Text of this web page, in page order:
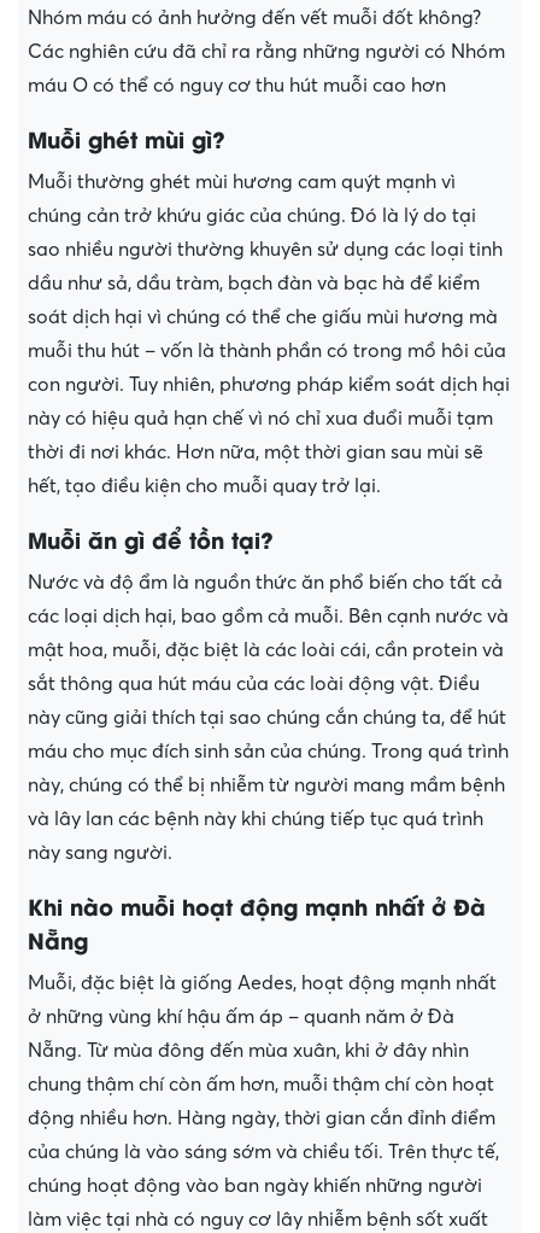
Nhóm máu có ảnh hưởng đến vết muỗi đốt không?
Các nghiên cứu đã chỉ ra rằng những người có Nhóm
máu O có thể có nguy cơ thu hút muỗi cao hơn
Muỗi ghét mùi gì?
Muỗi thường ghét mùi hương cam quýt mạnh vì
chúng cản trở khứu giác của chúng. Đó là lý do tại
sao nhiều người thường khuyên sử dụng các loại tinh
dầu như sả, dầu tràm, bạch đàn và bạc hà để kiểm
soát dịch hại vì chúng có thể che giấu mùi hương mà
muỗi thu hút – vốn là thành phần có trong mồ hôi của
con người. Tuy nhiên, phương pháp kiểm soát dịch hại
này có hiệu quả hạn chế vì nó chỉ xua đuổi muỗi tạm
thời đi nơi khác. Hơn nữa, một thời gian sau mùi sẽ
hết, tạo điều kiện cho muỗi quay trở lại.
Muỗi ăn gì để tồn tại?
Nước và độ ẩm là nguồn thức ăn phổ biến cho tất cả
các loại dịch hại, bao gồm cả muỗi. Bên cạnh nước và
mật hoa, muỗi, đặc biệt là các loài cái, cần protein và
sắt thông qua hút máu của các loài động vật. Điều
này cũng giải thích tại sao chúng cắn chúng ta, để hút
máu cho mục đích sinh sản của chúng. Trong quá trình
này, chúng có thể bị nhiễm từ người mang mầm bệnh
và lây lan các bệnh này khi chúng tiếp tục quá trình
này sang người.
Khi nào muỗi hoạt động mạnh nhất ở Đà
Nẵng
Muỗi, đặc biệt là giống Aedes, hoạt động mạnh nhất
ở những vùng khí hậu ấm áp – quanh năm ở Đà
Nẵng. Từ mùa đông đến mùa xuân, khi ở đây nhìn
chung thậm chí còn ấm hơn, muỗi thậm chí còn hoạt
động nhiều hơn. Hàng ngày, thời gian cắn đỉnh điểm
của chúng là vào sáng sớm và chiều tối. Trên thực tế,
chúng hoạt động vào ban ngày khiến những người
làm việc tại nhà có nguy cơ lây nhiễm bệnh sốt xuất